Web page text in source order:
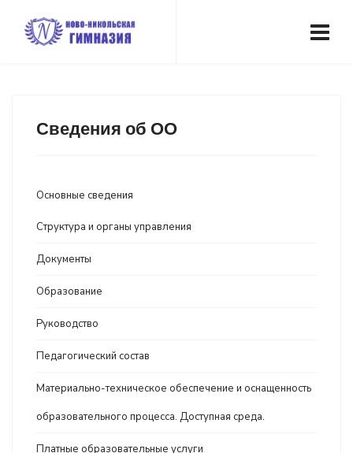
Сведения об ОО
Основные сведения
Структура и органы управления
Документы
Образование
Руководство
Педагогический состав
Материально-техническое обеспечение и оснащенность
образовательного процесса. Доступная среда.
Платные образовательные услуги